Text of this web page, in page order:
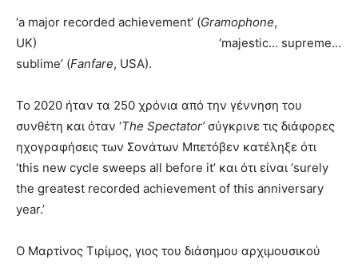
‘a major recorded achievement’ (Gramophone,
UK) ‘majestic… supreme…
sublime’ (Fanfare, USA).
Το 2020 ήταν τα 250 χρόνια από την γέννηση του
συνθέτη και όταν ‘Τhe Spectator’σύγκρινε τις διάφορες
ηχογραφήσεις των Σονάτων Μπετόβεν κατέληξε ότι
‘this new cycle sweeps all before it’ και ότι είναι ‘surely
the greatest recorded achievement of this anniversary
year.’
Ο Μαρτίνος Τιρίμος, γιος του διάσημου αρχιμουσικού